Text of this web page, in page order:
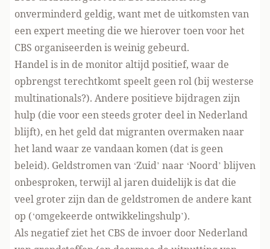
onverminderd geldig, want met de uitkomsten van
een expert meeting die we hierover toen voor het
CBS organiseerden is weinig gebeurd.
Handel is in de monitor altijd positief, waar de
opbrengst terechtkomt speelt geen rol (bij westerse
multinationals?). Andere positieve bijdragen zijn
hulp (die voor een steeds groter deel in Nederland
blijft), en het geld dat migranten overmaken naar
het land waar ze vandaan komen (dat is geen
beleid). Geldstromen van ‘Zuid’ naar ‘Noord’ blijven
onbesproken, terwijl al jaren duidelijk is dat die
veel groter zijn dan de geldstromen de andere kant
op (‘omgekeerde ontwikkelingshulp’).
Als negatief ziet het CBS de invoer door Nederland